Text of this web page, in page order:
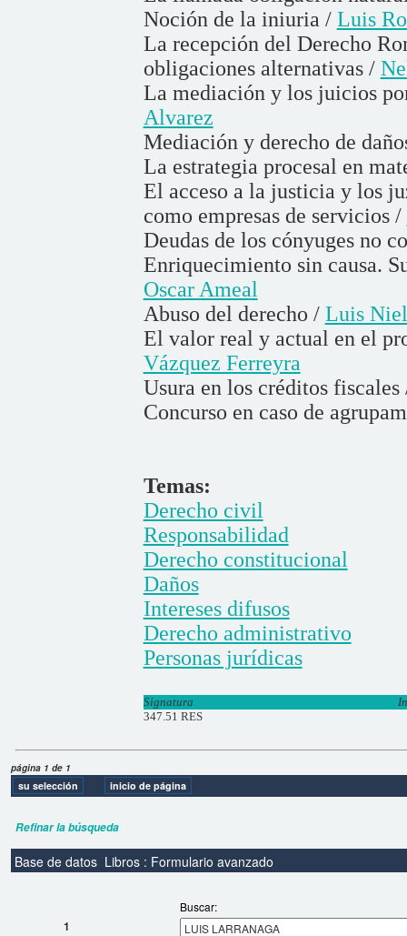
Noción de la iniuria / Luis
La recepción del Derecho
obligaciones alternativas /
La mediación y los juicios
Alvarez
Mediación y derecho de
La estrategia procesal en
El acceso a la justicia y los
como empresas de servicios /
Deudas de los cónyuges no
Enriquecimiento sin causa.
Oscar Ameal
Abuso del derecho / Luis
El valor real y actual en el
Vázquez Ferreyra
Usura en los créditos
Concurso en caso de
Temas:
Derecho civil
Responsabilidad
Derecho constitucional
Daños
Intereses difusos
Derecho administrativo
Personas jurídicas
Signatura
347.51 RES
página 1 de 1
Refinar la búsqueda
Base de datos Libros : Formulario avanzado
Buscar:
1